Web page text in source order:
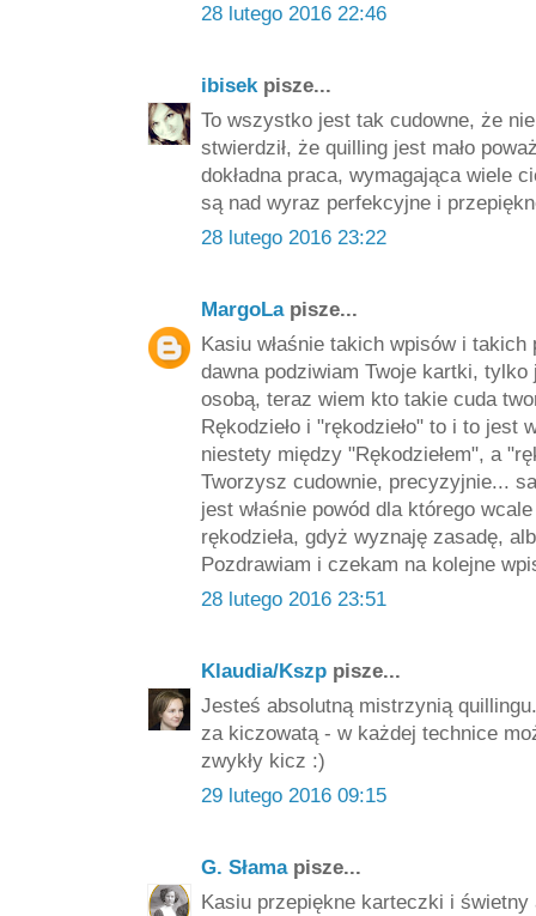
28 lutego 2016 22:46
ibisek pisze...
To wszystko jest tak cudowne, że
stwierdził, że quilling jest mało
dokładna praca, wymagająca wiele
są nad wyraz perfekcyjne i
28 lutego 2016 23:22
MargoLapisze...
Kasiu właśnie takich wpisów i
dawna podziwiam Twoje kartki,
osobą, teraz wiem kto takie cuda
Rękodzieło i "rękodzieło" to i to jest
niestety między "Rękodziełem", a
Tworzysz cudownie, precyzyjnie...
jest właśnie powód dla którego
rękodzieła, gdyż wyznaję zasadę,
Pozdrawiam i czekam na kolejne
28 lutego 2016 23:51
Klaudia/Kszp pisze...
Jesteś absolutną mistrzynią
za kiczowatą - w każdej technice
zwykły kicz :)
29 lutego 2016 09:15
G. Słamapisze...
Kasiu przepiękne karteczki i świetny